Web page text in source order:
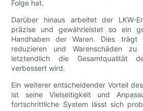
Folge hat.
Darüber hinaus arbeitet der LKW-
präzise und gewährleistet so ein
Handhaben der Waren. Dies
reduzieren und Warenschäden zu
letztendlich die Gesamtqualität
verbessert wird.
Ein weiterer entscheidender Vorteil
ist seine Vielseitigkeit und
fortschrittliche System lässt sich